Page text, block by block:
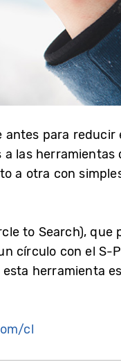
para reducir
las herramientas
a otra con
to Search), que
círculo con el S-
herramienta
cl